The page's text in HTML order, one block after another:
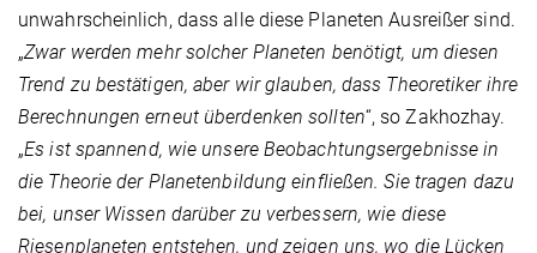
unwahrscheinlich, dass alle diese Planeten Ausreißer sind.
„Zwar werden mehr solcher Planeten benötigt, um diesen
Trend zu bestätigen, aber wir glauben, dass Theoretiker ihre
Berechnungen erneut überdenken sollten“, so Zakhozhay.
„Es ist spannend, wie unsere Beobachtungsergebnisse in
die Theorie der Planeten­bildung einfließen. Sie tragen dazu
bei, unser Wissen darüber zu verbessern, wie diese
Riesenplaneten entstehen, und zeigen uns, wo die Lücken